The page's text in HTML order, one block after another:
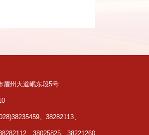
眉州大道岷东段5号
、38282113、
、38025825、38221260